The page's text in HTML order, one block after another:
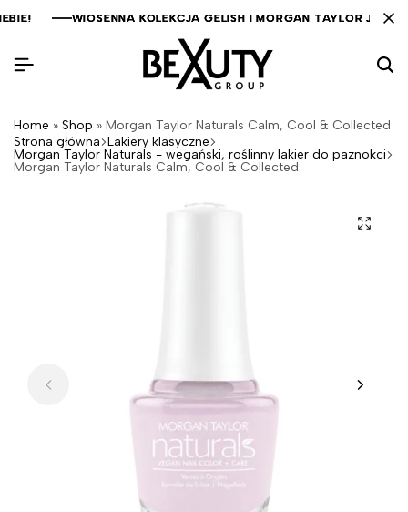
WIOSENNA KOLEKCJA GELISH I MORGAN TAYLOR JUŻ
WIOSENNA KOLEKCJA GELISH I MORGAN TAYLOR JUŻ
WIOSENNA KOLEKCJA GELISH I MORGAN TAYLOR JUŻ
Home » Shop » Morgan Taylor Naturals Calm, Cool & Collected
Strona główna Lakiery klasyczne
Morgan Taylor Naturals - wegański, roślinny lakier do paznokci
Morgan Taylor Naturals Calm, Cool & Collected